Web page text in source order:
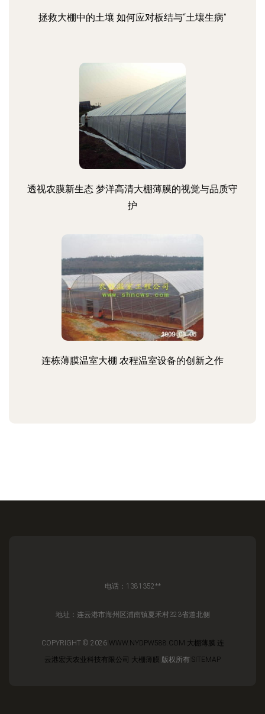
拯救大棚中的土壤 如何应对板结与“土壤生病”
透视农膜新生态 梦洋高清大棚薄膜的视觉与品质守
护
连栋薄膜温室大棚 农程温室设备的创新之作
电话：1381352**
地址：连云港市海州区浦南镇夏禾村323省道北侧
COPYRIGHT © 2026 WWW.NYDPW588.COM 大棚薄膜 连
云港宏天农业科技有限公司
大棚薄膜 版权所有 SITEMAP